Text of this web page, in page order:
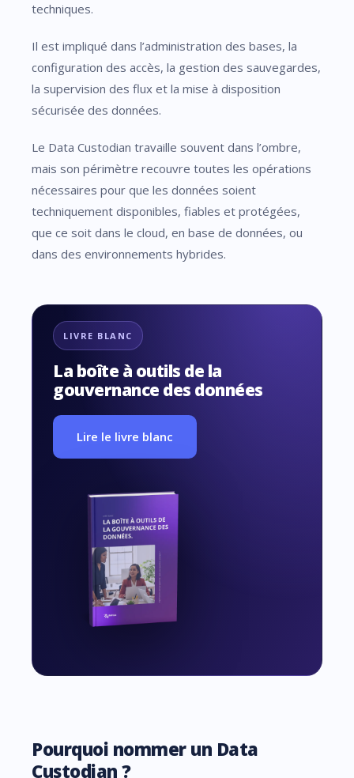
techniques.
Il est impliqué dans l’administration des bases, la
configuration des accès, la gestion des sauvegardes,
la supervision des flux et la mise à disposition
sécurisée des données.
Le Data Custodian travaille souvent dans l’ombre,
mais son périmètre recouvre toutes les opérations
nécessaires pour que les données soient
techniquement disponibles, fiables et protégées,
que ce soit dans le cloud, en base de données, ou
dans des environnements hybrides.
LIVRE BLANC
La boîte à outils de la
gouvernance des données
Lire le livre blanc
Pourquoi nommer un Data
Custodian ?